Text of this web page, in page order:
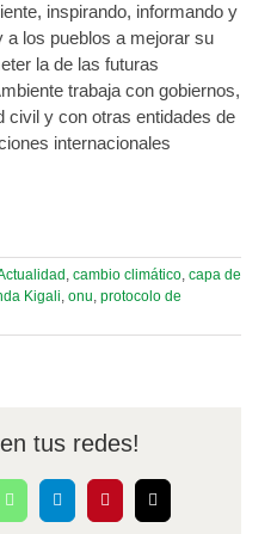
inspirando, informando y
a los pueblos a mejorar su
la de las futuras
trabaja con gobiernos,
civil y con otras entidades de
internacionales
, cambio climático, capa de
Kigali, onu, protocolo de
tus redes!
WhatsAppTelegramPinterestCorreo
electrónico